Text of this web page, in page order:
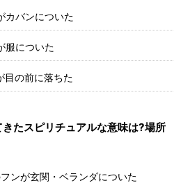
カバンについた
服についた
目の前に落ちた
たスピリチュアルな意味は?場所
ンが玄関・ベランダについた